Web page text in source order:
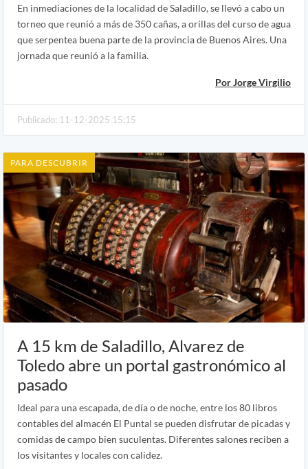
En inmediaciones de la localidad de Saladillo, se llevó a cabo un
torneo que reunió a más de 350 cañas, a orillas del curso de agua
que serpentea buena parte de la provincia de Buenos Aires. Una
jornada que reunió a la familia.
Por Jorge Virgilio
Publicado: 11-12-2025 15:15
PARA DESCUBRIR
A 15 km de Saladillo, Alvarez de
Toledo abre un portal gastronómico al
pasado
Ideal para una escapada, de día o de noche, entre los 80 libros
contables del almacén El Puntal se pueden disfrutar de picadas y
comidas de campo bien suculentas. Diferentes salones reciben a
los visitantes y locales con calidez.